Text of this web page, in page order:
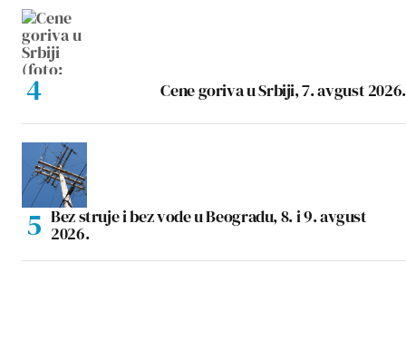
Cene goriva u Srbiji, 7. avgust 2026.
Bez struje i bez vode u Beogradu, 8. i 9. avgust
2026.